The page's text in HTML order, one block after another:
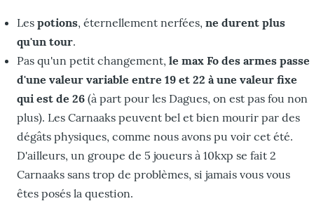
Les potions, éternellement nerfées, ne durent plus
qu'un tour.
Pas qu'un petit changement, le max Fo des armes passe
d'une valeur variable entre 19 et 22 à une valeur fixe
qui est de 26 (à part pour les Dagues, on est pas fou non
plus). Les Carnaaks peuvent bel et bien mourir par des
dégâts physiques, comme nous avons pu voir cet été.
D'ailleurs, un groupe de 5 joueurs à 10kxp se fait 2
Carnaaks sans trop de problèmes, si jamais vous vous
êtes posés la question.